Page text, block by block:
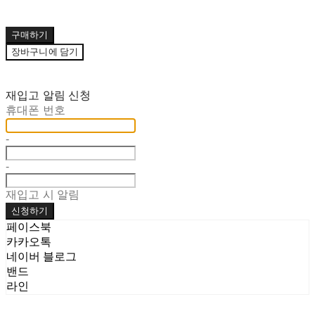
구매하기
장바구니에 담기
재입고 알림 신청
휴대폰 번호
-
-
재입고 시 알림
신청하기
페이스북
카카오톡
네이버 블로그
밴드
라인